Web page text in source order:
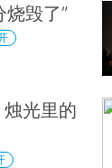
烧毁了”
光里的